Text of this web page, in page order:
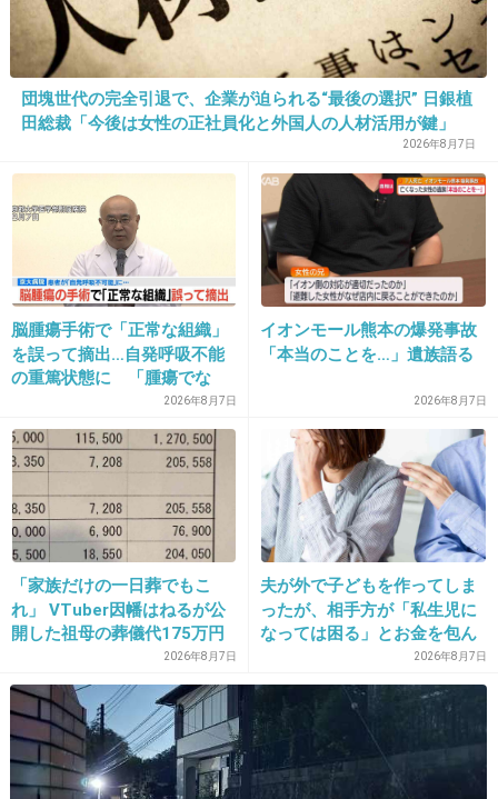
がいいかも
+84 -1
15. 匿名2025/05/02(金) 22:53:08
出典：www3.kawasaki-motors.com
+2
16. 匿名2025/05/02(金) 22:53:22
軽やかな多様性の時代とか言いながら、合わな
い主張があると、そんなんじゃ風の時代で生き
ていけないよとか言って認めずにイジメる偏屈
で意地悪な時代。
3件の返信
+40
団塊世代の完全引退で、企業が迫られる“最後の選択” 日銀植
田総裁「今後は女性の正社員化と外国人の人材活用が鍵」
2026年8月7日
脳腫瘍手術で「正常な組織」
を誤って摘出…自発呼吸不能
の重篤状態に 「腫瘍でな
い」結果出ても“勘違い”で摘
出継続 通常の生活送ってい
た患者が手足も動かず 京大
病院
2026年8月7日
イオンモール熊本の爆発事故
「本当のことを…」遺族語る
2026年8月7日
「家族だけの一日葬でもこ
れ」 VTuber因幡はねるが公
開した祖母の葬儀代175万円
2026年8月7日
夫が外で子どもを作ってしま
ったが、相手方が「私生児に
なっては困る」とお金を包ん
で頭を下げに来ても応じず、
晩年まで離婚に応じなかった
親戚の話→「一生復讐にな
る」「これ本人幸せなの？」
2026年8月7日